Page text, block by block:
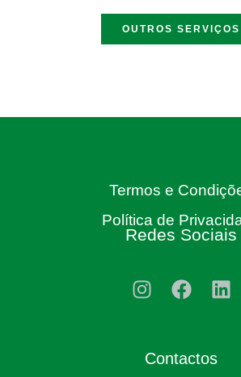
OUTROS SERVIÇOS
Termos e
Política de
Redes Sociais
Contactos